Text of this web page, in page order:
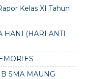
Kelas XI Tahun
HANI (HARI ANTI
SMA MAUNG